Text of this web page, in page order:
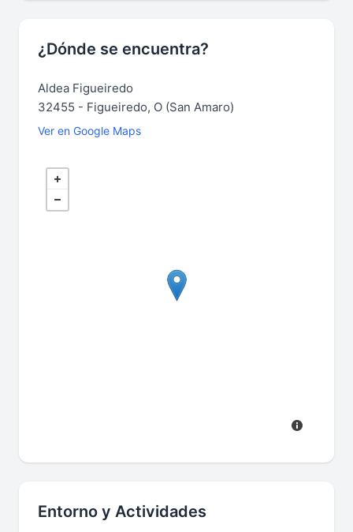
¿Dónde se encuentra?
Aldea Figueiredo
32455 - Figueiredo, O (San Amaro)
Ver en Google Maps
Entorno y Actividades